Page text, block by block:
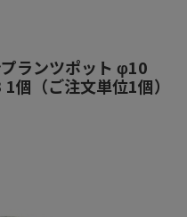
ランツポット φ10
個（ご注文単位1個）